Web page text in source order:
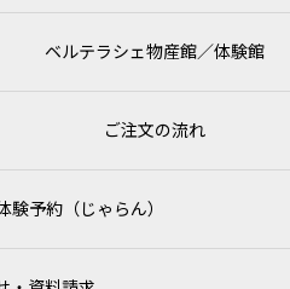
ベルテラシェ物産館／体験館
ご注文の流れ
験予約（じゃらん）